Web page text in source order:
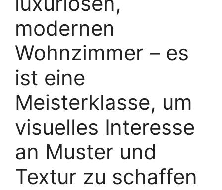
modernen
Wohnzimmer – es
ist eine
Meisterklasse, um
visuelles Interesse
an Muster und
Textur zu schaffen